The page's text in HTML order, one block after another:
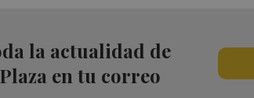
la actualidad de
en tu correo